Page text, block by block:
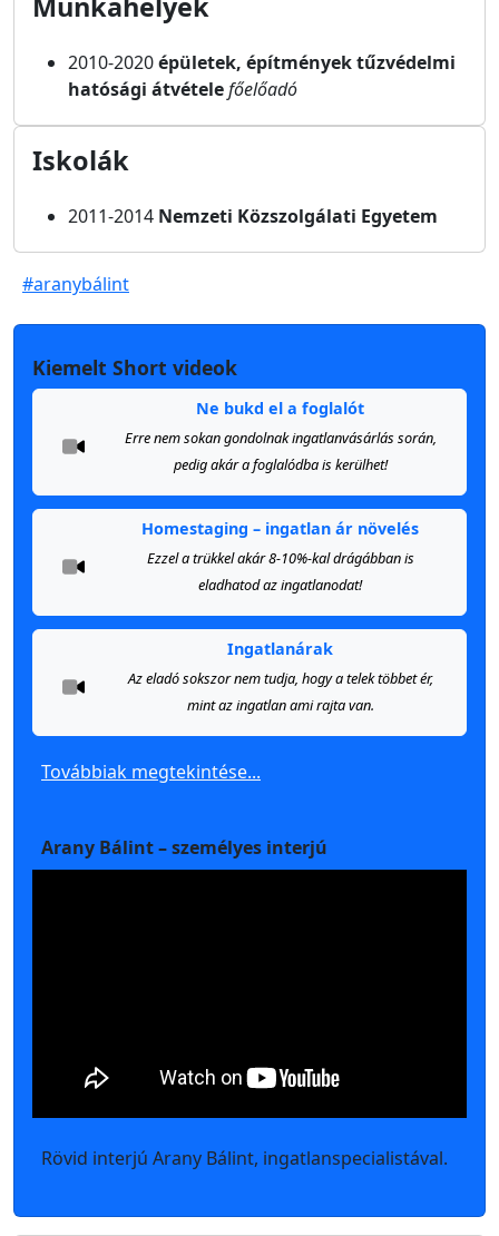
2010-2020épületek, építmények tűzvédelmi
hatósági átvételefőelőadó
Iskolák
2011-2014 Nemzeti Közszolgálati Egyetem
#aranybálint
Kiemelt Short videok
Ne bukd el a foglalót
Erre nem sokan gondolnak ingatlanvásárlás során,
pedig akár a foglalódba is kerülhet!
Homestaging – ingatlan ár növelés
Ezzel a trükkel akár 8-10%-kal drágábban is
eladhatod az ingatlanodat!
Ingatlanárak
Az eladó sokszor nem tudja, hogy a telek többet ér,
mint az ingatlan ami rajta van.
Továbbiak megtekintése...
Arany Bálint – személyes interjú
Rövid interjú Arany Bálint, ingatlanspecialistával.